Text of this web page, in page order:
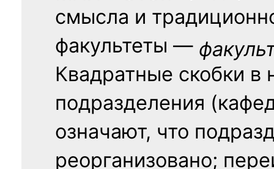
смысла и
факультеты —
Квадратные скобки в
подразделения
означают, что
реорганизовано;